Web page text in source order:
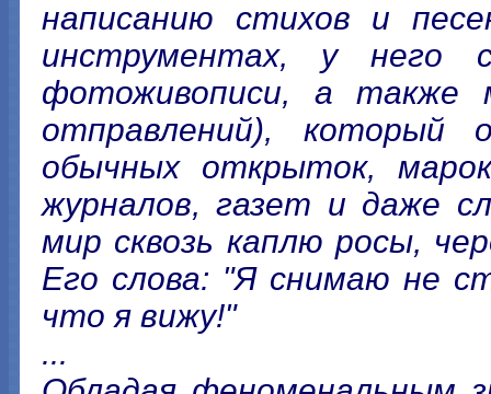
написанию стихов и
инструментах, у него
фотоживописи, а также
отправлений),
обычных открыток,
журналов, газет и даже
мир сквозь каплю росы,
Его слова: "Я снимаю не
что я вижу!"
...